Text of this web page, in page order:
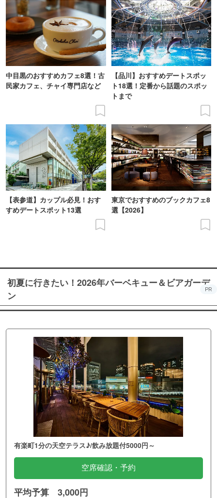
中目黒のおすすめカフェ8選！古
民家カフェ、チャイ専門店など
【品川】おすすめデートスポッ
ト18選！定番から話題のスポッ
トまで
【表参道】カップル必見！おす
すめデートスポット13選
東京でおすすめのブックカフェ8
選【2026】
初夏に行きたい！2026年バーベキュー＆ビアガーデ
ン
PR
有楽町1分の天空テラス♪/飲み放題付5000円～
空席確認・予約
平均予算 3,000円